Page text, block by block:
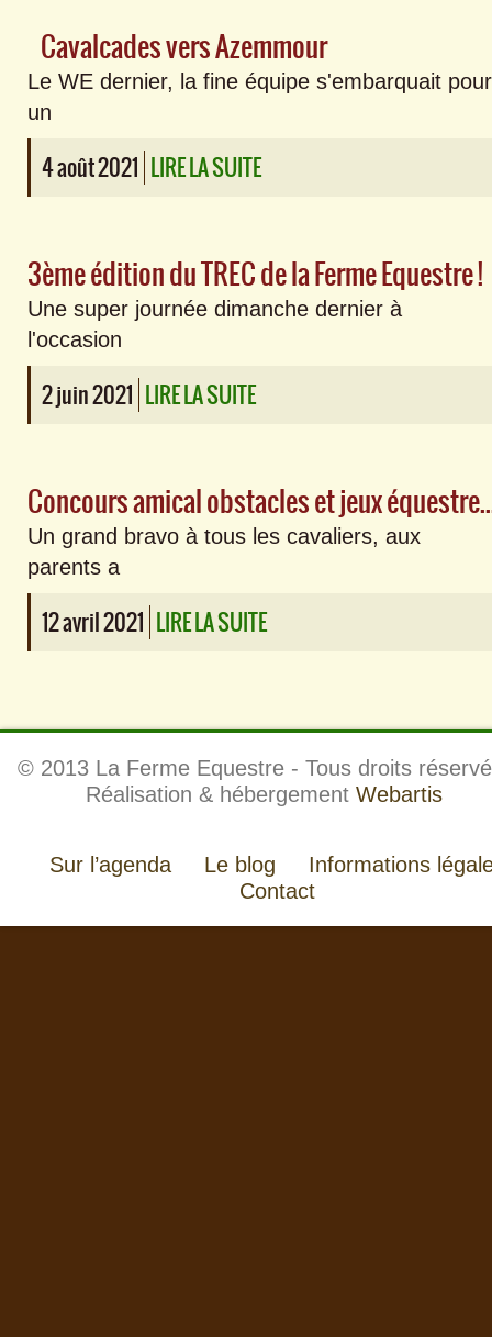
Cavalcades vers Azemmour
Le WE dernier, la fine équipe s'embarquait pour
un
4 août 2021 LIRE LA SUITE
3ème édition du TREC de la Ferme Equestre !
Une super journée dimanche dernier à
l'occasion
2 juin 2021 LIRE LA SUITE
Concours amical
Un grand bravo à tous les cavaliers, aux
parents a
12 avril 2021 LIRE LA SUITE
© 2013 La Ferme Equestre - Tous droits
Réalisation & hébergement Webartis
Sur l’agenda Le blog
Informations
Contact